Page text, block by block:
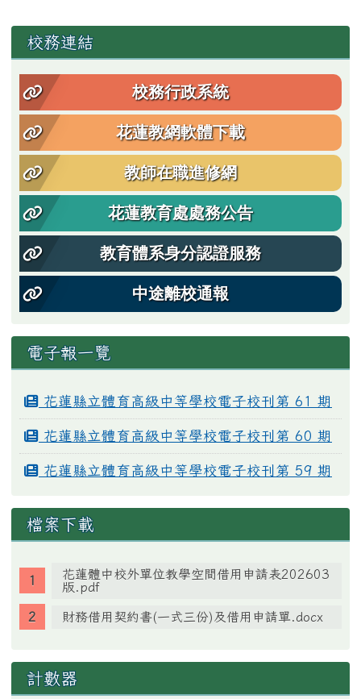
左邊區域內容
校務連結
校務行政系統
花蓮教網軟體下載
教師在職進修網
花蓮教育處處務公告
教育體系身分認證服務
中途離校通報
電子報一覽
花蓮縣立體育高級中等學校電子校刊第 61 期
花蓮縣立體育高級中等學校電子校刊第 60 期
花蓮縣立體育高級中等學校電子校刊第 59 期
檔案下載
花蓮體中校外單位教學空間借用申請表202603
版.pdf
財務借用契約書(一式三份)及借用申請單.docx
計數器